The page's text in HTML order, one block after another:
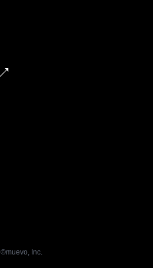
©︎muevo, Inc.